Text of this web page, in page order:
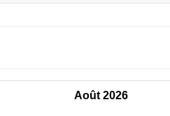
Août 2026